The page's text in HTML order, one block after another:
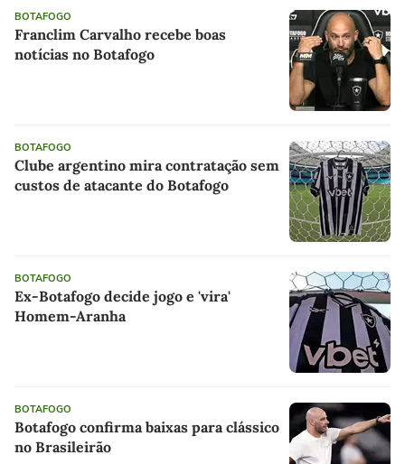
BOTAFOGO
Franclim Carvalho recebe boas
notícias no Botafogo
BOTAFOGO
Clube argentino mira contratação sem
custos de atacante do Botafogo
BOTAFOGO
Ex-Botafogo decide jogo e 'vira'
Homem-Aranha
BOTAFOGO
Botafogo confirma baixas para clássico
no Brasileirão